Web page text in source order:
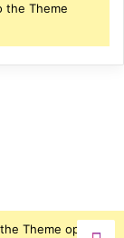
the Theme
Theme options